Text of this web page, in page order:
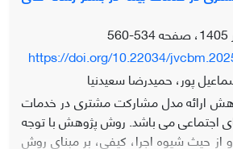
روایی ابزار با سه روش روایی سازه
(مدل بیرونی)، روایی همگرا (AVE) و روایی واگرا سنجیده شده
است. مقدار AVE برای تمامی متغیرهای باید بزرگ‌تر از 5/0 باشد.
برای تجزیه‌وتحلیل داده‌ها از نرم افزار SPSS و PLS استفاده شد.
می‌دهد که مادی گرایی مصرف کننده بر
برند اپل به صورت مستقیم تأثیر مثبت
نقش میانجی مصرف منزلت گرا و چشم و
534-560
https://doi.org/10.22034/
پور، حمیدرضا سعیدنیا
ارائه مدل مشارکت مشتری در خدمات
اجتماعی می باشد. روش پژوهش با توجه
از حیث شیوه اجرا، کیفی، بر مبنای روش